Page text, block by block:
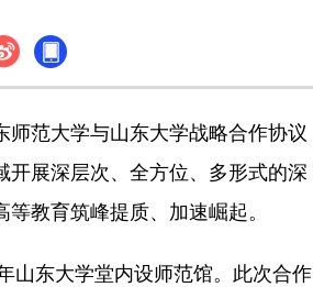
范大学与山东大学战略合作协议
展深层次、全方位、多形式的深
教育筑峰提质、加速崛起。
东大学堂内设师范馆。此次合作